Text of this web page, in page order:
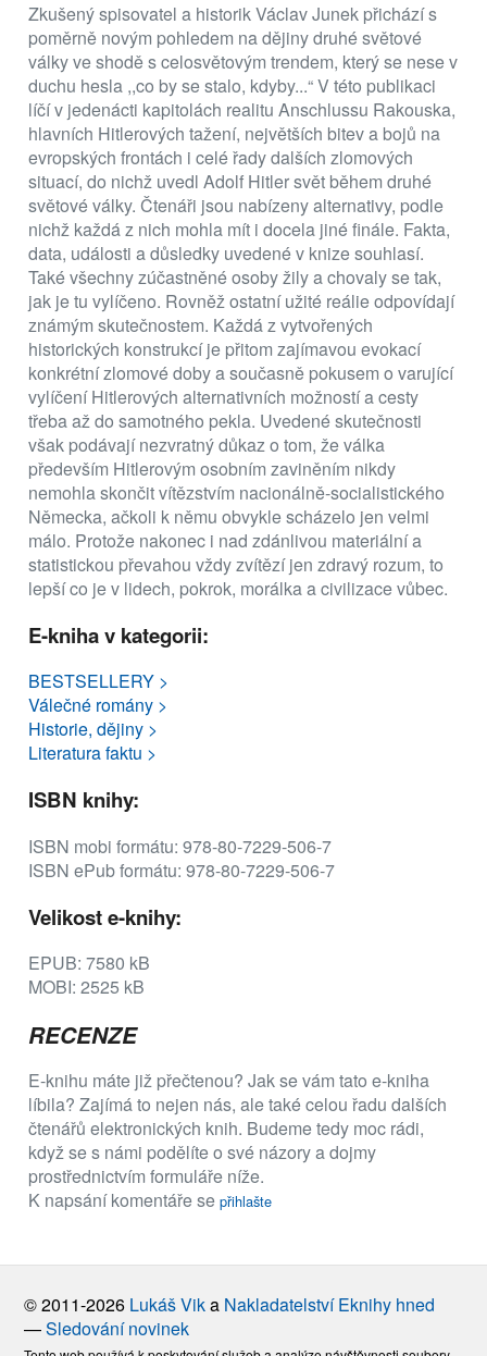
Zkušený spisovatel a historik Václav Junek přichází s
poměrně novým pohledem na dějiny druhé světové
války ve shodě s celosvětovým trendem, který se nese v
duchu hesla ,,co by se stalo, kdyby...“ V této publikaci
líčí v jedenácti kapitolách realitu Anschlussu Rakouska,
hlavních Hitlerových tažení, největších bitev a bojů na
evropských frontách i celé řady dalších zlomových
situací, do nichž uvedl Adolf Hitler svět během druhé
světové války. Čtenáři jsou nabízeny alternativy, podle
nichž každá z nich mohla mít i docela jiné finále. Fakta,
data, události a důsledky uvedené v knize souhlasí.
Také všechny zúčastněné osoby žily a chovaly se tak,
jak je tu vylíčeno. Rovněž ostatní užité reálie odpovídají
známým skutečnostem. Každá z vytvořených
historických konstrukcí je přitom zajímavou evokací
konkrétní zlomové doby a současně pokusem o varující
vylíčení Hitlerových alternativních možností a cesty
třeba až do samotného pekla. Uvedené skutečnosti
však podávají nezvratný důkaz o tom, že válka
především Hitlerovým osobním zaviněním nikdy
nemohla skončit vítězstvím nacionálně-socialistického
Německa, ačkoli k němu obvykle scházelo jen velmi
málo. Protože nakonec i nad zdánlivou materiální a
statistickou převahou vždy zvítězí jen zdravý rozum, to
lepší co je v lidech, pokrok, morálka a civilizace vůbec.
E-kniha v kategorii:
BESTSELLERY >
Válečné romány >
Historie, dějiny >
Literatura faktu >
ISBN knihy:
ISBN mobi formátu: 978-80-7229-506-7
ISBN ePub formátu: 978-80-7229-506-7
Velikost e-knihy:
EPUB: 7580 kB
MOBI: 2525 kB
RECENZE
E-knihu máte již přečtenou? Jak se vám tato e-kniha
líbila? Zajímá to nejen nás, ale také celou řadu dalších
čtenářů elektronických knih. Budeme tedy moc rádi,
když se s námi podělíte o své názory a dojmy
prostřednictvím formuláře níže.
K napsání komentáře se přihlašte
© 2011-2026 Lukáš Vika Nakladatelství Eknihy hned
—Sledování novinek